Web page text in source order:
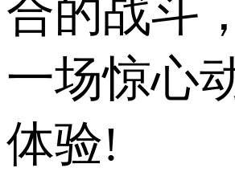
合的战斗
一场惊心
体验!